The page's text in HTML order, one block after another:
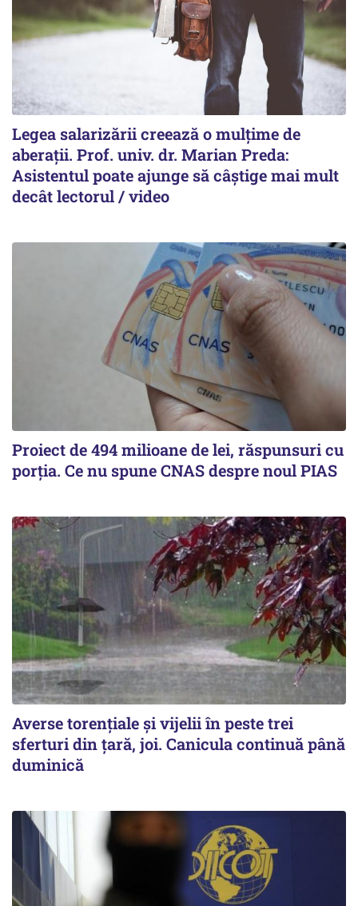
Legea salarizării creează o mulțime de
aberații. Prof. univ. dr. Marian Preda:
Asistentul poate ajunge să câștige mai mult
decât lectorul / video
Proiect de 494 milioane de lei, răspunsuri cu
porția. Ce nu spune CNAS despre noul PIAS
Averse torențiale și vijelii în peste trei
sferturi din țară, joi. Canicula continuă până
duminică